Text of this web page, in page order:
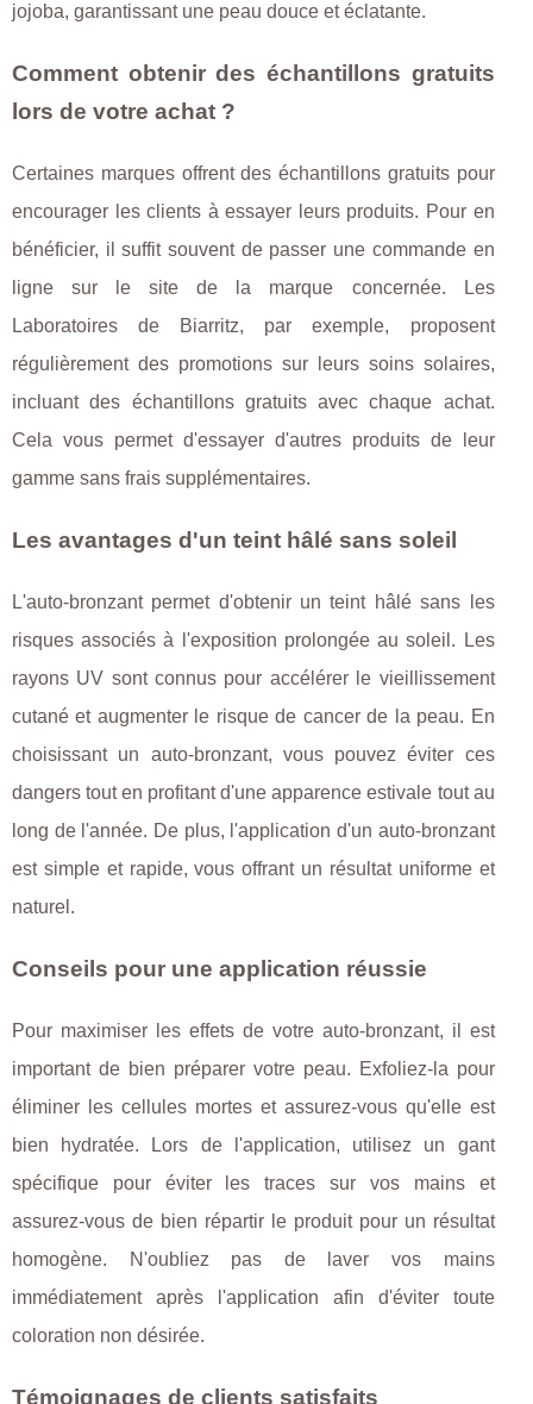
jojoba, garantissant une peau douce et éclatante.
Comment obtenir des échantillons gratuits
lors de votre achat ?
Certaines marques offrent des échantillons gratuits pour
encourager les clients à essayer leurs produits. Pour en
bénéficier, il suffit souvent de passer une commande en
ligne sur le site de la marque concernée. Les
Laboratoires de Biarritz, par exemple, proposent
régulièrement des promotions sur leurs soins solaires,
incluant des échantillons gratuits avec chaque achat.
Cela vous permet d'essayer d'autres produits de leur
gamme sans frais supplémentaires.
Les avantages d'un teint hâlé sans soleil
L'auto-bronzant permet d'obtenir un teint hâlé sans les
risques associés à l'exposition prolongée au soleil. Les
rayons UV sont connus pour accélérer le vieillissement
cutané et augmenter le risque de cancer de la peau. En
choisissant un auto-bronzant, vous pouvez éviter ces
dangers tout en profitant d'une apparence estivale tout au
long de l'année. De plus, l'application d'un auto-bronzant
est simple et rapide, vous offrant un résultat uniforme et
naturel.
Conseils pour une application réussie
Pour maximiser les effets de votre auto-bronzant, il est
important de bien préparer votre peau. Exfoliez-la pour
éliminer les cellules mortes et assurez-vous qu'elle est
bien hydratée. Lors de l'application, utilisez un gant
spécifique pour éviter les traces sur vos mains et
assurez-vous de bien répartir le produit pour un résultat
homogène. N'oubliez pas de laver vos mains
immédiatement après l'application afin d'éviter toute
coloration non désirée.
Témoignages de clients satisfaits